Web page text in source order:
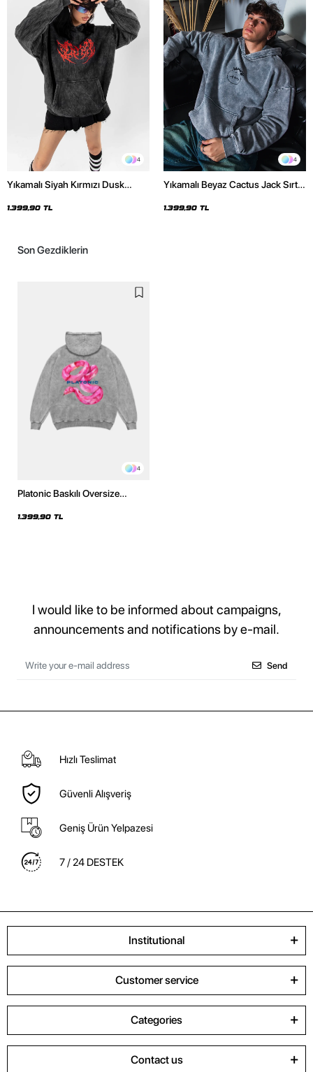
4
Yıkamalı Siyah Kırmızı Dusk
1.399,90 TL
4
Yıkamalı Beyaz Cactus Jack Sırt
1.399,90 TL
Son Gezdiklerin
4
Platonic Baskılı Oversize
1.399,90 TL
I would like to be informed about campaigns,
announcements and notifications by e-mail.
Send
Hızlı Teslimat
Güvenli Alışveriş
Geniş Ürün Yelpazesi
7 / 24 DESTEK
Institutional
Customer service
Categories
Contact us